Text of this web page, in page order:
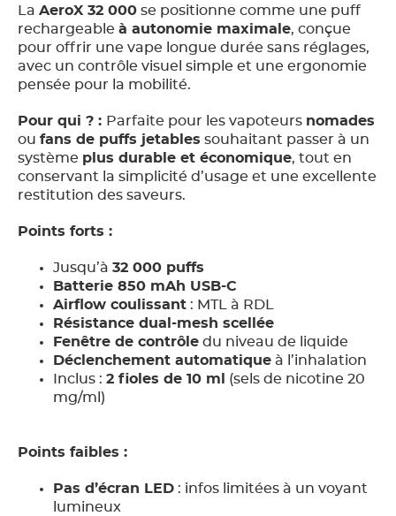
La AeroX 32 000 se positionne comme une puff
rechargeable à autonomie maximale, conçue
pour offrir une vape longue durée sans réglages,
avec un contrôle visuel simple et une ergonomie
pensée pour la mobilité.
Pour qui ? : Parfaite pour les vapoteurs nomades
ou fans de puffs jetables souhaitant passer à un
système plus durable et économique, tout en
conservant la simplicité d’usage et une excellente
restitution des saveurs.
Points forts :
Jusqu’à 32 000 puffs
Batterie 850 mAh USB-C
Airflow coulissant : MTL à RDL
Résistance dual-mesh scellée
Fenêtre de contrôle du niveau de liquide
Déclenchement automatique à l’inhalation
Inclus : 2 fioles de 10 ml
(sels de nicotine 20
mg/ml)
Points faibles :
Pas d’écran LED : infos limitées à un voyant
lumineux